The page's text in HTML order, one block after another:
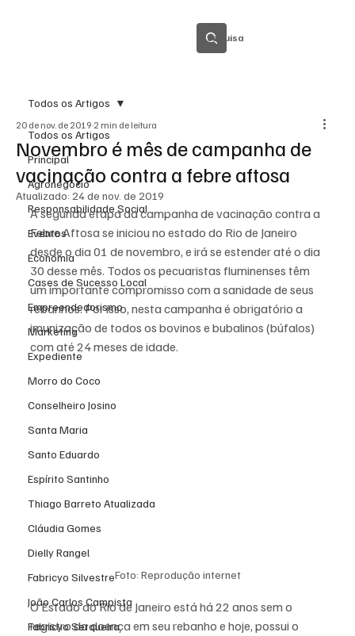
Pesquisa
Todos os Artigos
Principal
Agronegócio
Responsabilidade Social
Eventos
Economia
Cases de Sucesso Local
Empreendedorismo
Marketing
Expediente
Morro do Coco
Conselheiro Josino
Santa Maria
Santo Eduardo
Espírito Santinho
Thiago Barreto Atualizada
Cláudia Gomes
Dielly Rangel
Fabricyo Silvestre
João Carlos Campista
Fabricyo Serqueira
Todos os Artigos
Novembro é mês de campanha de
vacinação contra a febre aftosa
20 de nov. de 2019 2 min de leitura
Atualizado: 24 de nov. de 2019
A segunda etapa da campanha de vacinação contra a
Febre Aftosa se iniciou no estado do Rio de Janeiro
desde o dia 01 de novembro, e irá se estender até o dia
30 desse mês. Todos os pecuaristas fluminenses têm
um importante compromisso com a sanidade de seus
rebanhos. Por isso, nesta campanha é obrigatório a
imunização de todos os bovinos e bubalinos (búfalos)
com até 24 meses de idade.
Foto: Reprodução internet
O Estado do Rio de Janeiro está há 22 anos sem o
registro da doença em seu rebanho e hoje, possui o